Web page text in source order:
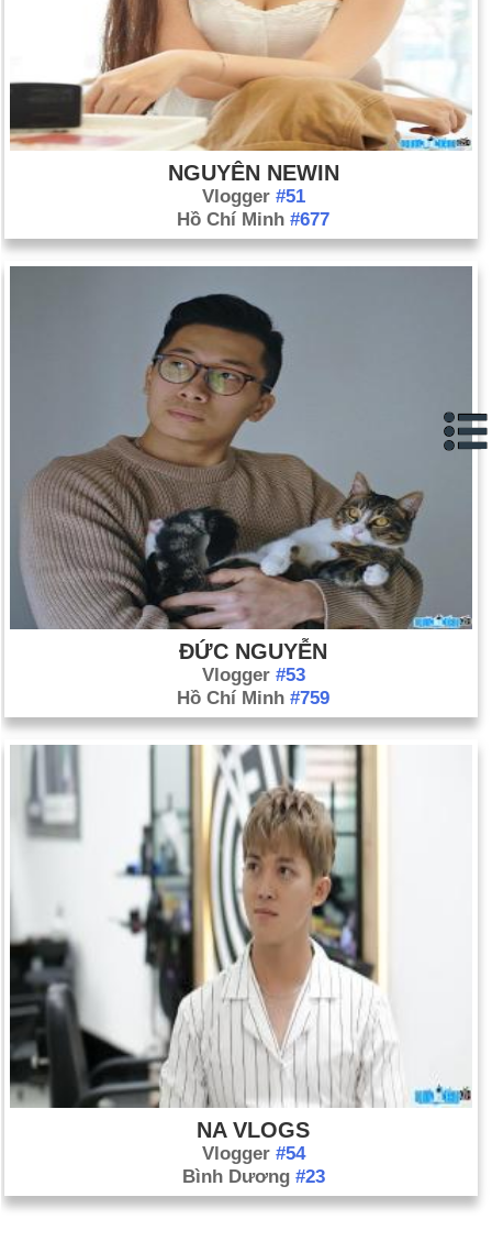
NGUYÊN NEWIN
Vlogger #51
Hồ Chí Minh #677
ĐỨC NGUYỄN
Vlogger #53
Hồ Chí Minh #759
NA VLOGS
Vlogger #54
Bình Dương #23